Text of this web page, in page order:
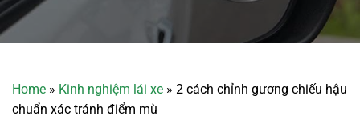
Home » Kinh nghiệm lái xe » 2 cách chỉnh gương chiếu hậu
chuẩn xác tránh điểm mù